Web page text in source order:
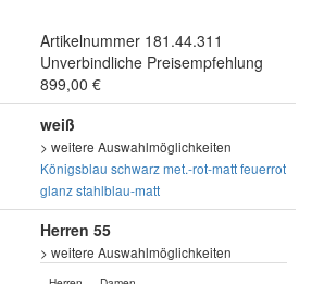
Artikelnummer 181.44.311
Unverbindliche Preisempfehlung
899,00 €
weiß
> weitere Auswahlmöglichkeiten
Königsblau schwarzmet.-rot-mattfeuerrot
glanzstahlblau-matt
Herren 55
> weitere Auswahlmöglichkeiten